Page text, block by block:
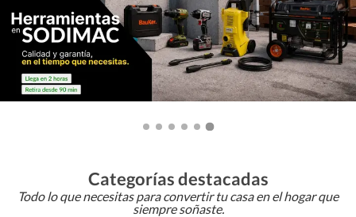
Categorías destacadas
Todo lo que necesitas para convertir tu casa en el hogar que
siempre soñaste.